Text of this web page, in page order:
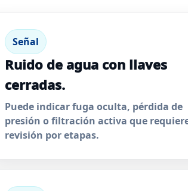
Señal
Ruido de agua con llaves
cerradas.
Puede indicar fuga oculta, pérdida de
presión o filtración activa que
revisión por etapas.